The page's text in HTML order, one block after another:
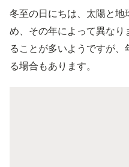
冬至の日にちは、太陽と地
め、その年によって異な
ることが多いようですが
る場合もあります。